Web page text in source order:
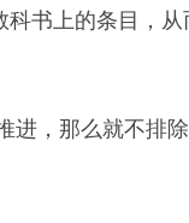
书上的条目，
，那么就不排